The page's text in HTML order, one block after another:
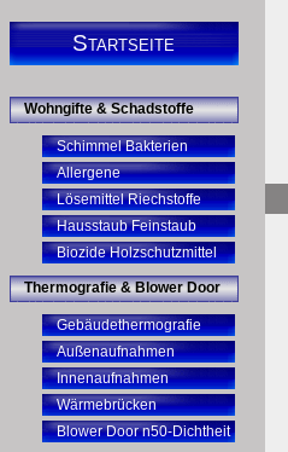
Startseite
Wohngifte & Schadstoffe
Schimmel Bakterien
Allergene
Lösemittel Riechstoffe
Hausstaub Feinstaub
Biozide Holzschutzmittel
Thermografie & Blower Door
Gebäudethermografie
Außenaufnahmen
Innenaufnahmen
Wärmebrücken
Blower Door n50-Dichtheit